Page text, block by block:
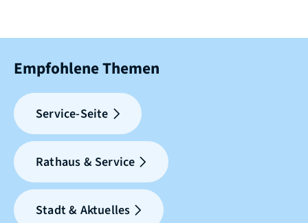
Empfohlene Themen
Service-Seite
Rathaus & Service
Stadt & Aktuelles